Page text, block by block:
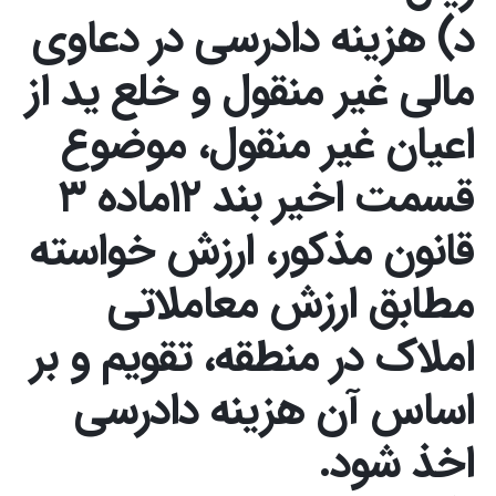
تبانی در معاملات دولتی
اوراق کردن اتومبیل بدون مجوز قانونی
شکایت از آلودگی صوتی
وکیل کیفری آنلاین
رویکرد حادثه بدون شاهد
مشاوره حقوقی تخریب
د) هزینه دادرسی در دعاوی
مالی غیر منقول و خلع ید از
اعیان غیر منقول، موضوع
قسمت اخیر بند ۱۲ماده ۳
قانون مذکور، ارزش خواسته
مطابق ارزش معاملاتی
املاک در منطقه، تقویم و بر
اساس آن هزینه دادرسی
اخذ شود.